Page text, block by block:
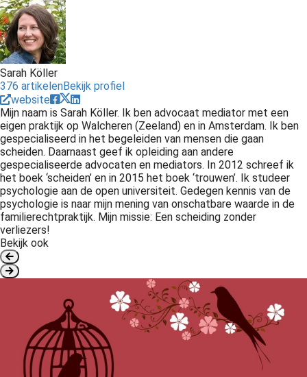
Sarah Köller
376 artikelenBekijk profiel
website
Mijn naam is Sarah Köller. Ik ben advocaat mediator met een
eigen praktijk op Walcheren (Zeeland) en in Amsterdam. Ik ben
gespecialiseerd in het begeleiden van mensen die gaan
scheiden. Daarnaast geef ik opleiding aan andere
gespecialiseerde advocaten en mediators. In 2012 schreef ik
het boek ‘scheiden’ en in 2015 het boek ‘trouwen’. Ik studeer
psychologie aan de open universiteit. Gedegen kennis van de
psychologie is naar mijn mening van onschatbare waarde in de
familierechtpraktijk. Mijn missie: Een scheiding zonder
verliezers!
Bekijk ook